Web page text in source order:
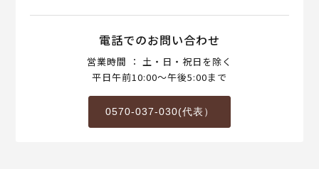
電話でのお問い合わせ
営業時間 ： 土・日・祝日を除く
平日午前10:00～午後5:00まで
0570-037-030(代表）